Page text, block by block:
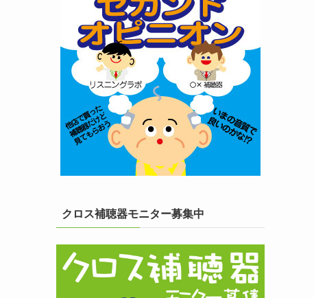
クロス補聴器モニター募集中